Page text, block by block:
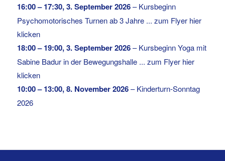
16:00– 17:30,3. September 2026–Kursbeginn
Psychomotorisches Turnen ab 3 Jahre ... zum Flyer hier
klicken
18:00– 19:00,3. September 2026–Kursbeginn Yoga mit
Sabine Badur in der Bewegungshalle ... zum Flyer hier
klicken
10:00– 13:00,8. November 2026–Kinderturn-Sonntag
2026